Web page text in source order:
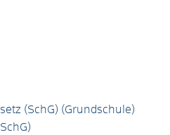
(SchG) (Grundschule)